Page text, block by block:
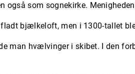
også som sognekirke.
bjælkeloft, men i 1300-tallet
man hvælvinger i skibet. I den